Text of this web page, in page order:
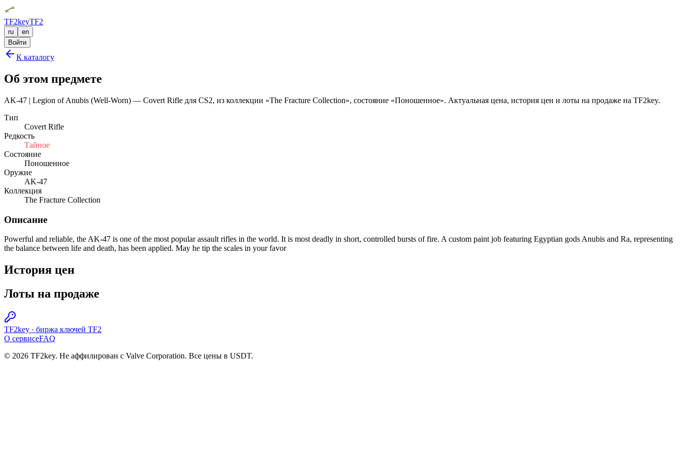
TF2keyTF2
ru
en
Войти
К каталогу
Об этом предмете
AK-47 | Legion of Anubis (Well-Worn) — Covert Rifle для CS2, из коллекции «The Fracture Collection», состояние «Поношенное». Актуальная цена, история цен и лоты на продаже на TF2key.
Тип
Covert Rifle
Редкость
Тайное
Состояние
Поношенное
Оружие
AK-47
Коллекция
The Fracture Collection
Описание
Powerful and reliable, the AK-47 is one of the most popular assault rifles in the world. It is most deadly in short, controlled bursts of fire. A custom paint job featuring Egyptian gods Anubis and Ra, representing
the balance between life and death, has been applied. May he tip the scales in your favor
История цен
Лоты на продаже
TF2key · биржа ключей TF2
О сервисеFAQ
© 2026 TF2key. Не аффилирован с Valve Corporation. Все цены в USDT.